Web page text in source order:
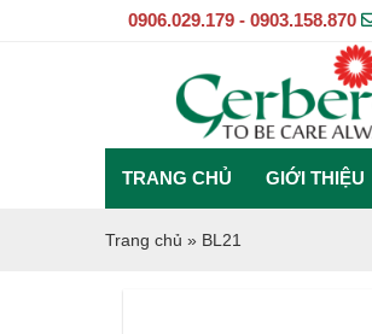
0906.029.179 - 0903.158.870
TRANG CHỦ GIỚI THIỆU
Trang chủ » BL21